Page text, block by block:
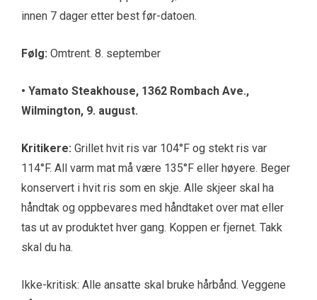
innen 7 dager etter best før-datoen.
Følg: Omtrent. 8. september
• Yamato Steakhouse, 1362 Rombach Ave.,
Wilmington, 9. august.
Kritikere: Grillet hvit ris var 104°F og stekt ris var
114°F. All varm mat må være 135°F eller høyere. Beger
konservert i hvit ris som en skje. Alle skjeer skal ha
håndtak og oppbevares med håndtaket over mat eller
tas ut av produktet hver gang. Koppen er fjernet. Takk
skal du ha.
Ikke-kritisk: Alle ansatte skal bruke hårbånd. Veggene